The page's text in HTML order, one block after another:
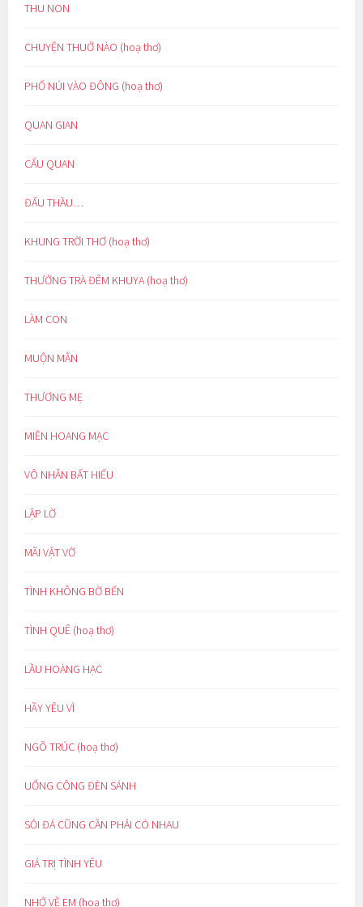
THU NON
CHUYỆN THUỞ NÀO (hoạ thơ)
PHỐ NÚI VÀO ĐÔNG (hoạ thơ)
QUAN GIAN
CẨU QUAN
ĐẤU THẦU…
KHUNG TRỜI THƠ (hoạ thơ)
THƯỞNG TRÀ ĐÊM KHUYA (hoạ thơ)
LÀM CON
MUỘN MẰN
THƯƠNG MẸ
MIỀN HOANG MẠC
VÔ NHÂN BẤT HIẾU
LẬP LỜ
MÃI VẬT VỜ
TÌNH KHÔNG BỜ BẾN
TÌNH QUÊ (hoạ thơ)
LẦU HOÀNG HẠC
HÃY YÊU VÌ
NGÕ TRÚC (hoạ thơ)
UỔNG CÔNG ĐÈN SÁNH
SỎI ĐÁ CŨNG CẦN PHẢI CÓ NHAU
GIÁ TRỊ TÌNH YÊU
NHỚ VỀ EM (hoạ thơ)